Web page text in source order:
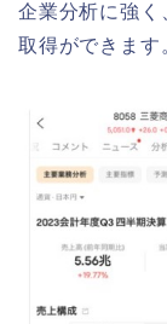
企業分析に強く
取得ができます